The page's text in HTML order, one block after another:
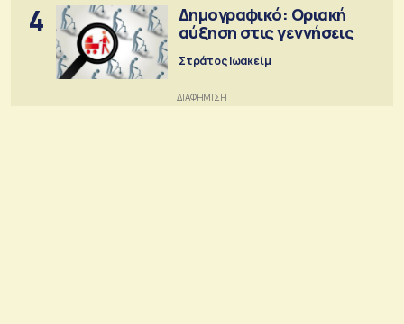
4
Δημογραφικό: Οριακή
αύξηση στις γεννήσεις
Στράτος Ιωακείμ